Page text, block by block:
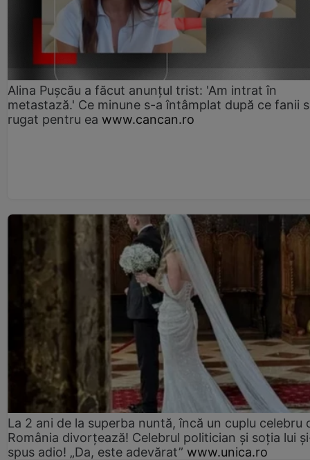
Alina Pușcău a făcut anunțul trist: 'Am intrat în
metastază.' Ce minune s-a întâmplat după ce fanii
rugat pentru ea www.cancan.ro
La 2 ani de la superba nuntă, încă un cuplu celebru
România divorțează! Celebrul politician și soția lui
spus adio! „Da, este adevărat” www.unica.ro